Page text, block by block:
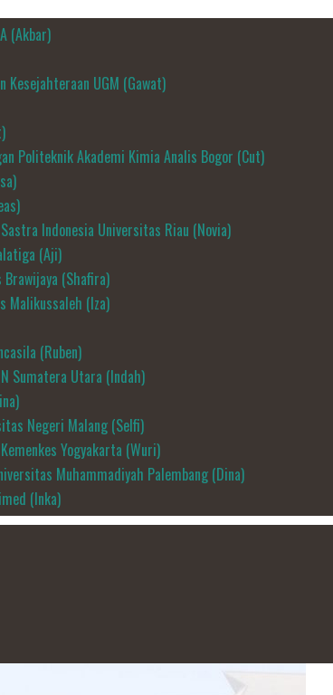
(Akbar)
Kesejahteraan UGM (Gawat)
Politeknik Akademi Kimia Analis Bogor (Cut)
Indonesia Universitas Riau (Novia)
(Aji)
(Shafira)
Malikussaleh (Iza)
(Ruben)
Sumatera Utara (Indah)
Negeri Malang (Selfi)
Yogyakarta (Wuri)
Muhammadiyah Palembang (Dina)
(Inka)